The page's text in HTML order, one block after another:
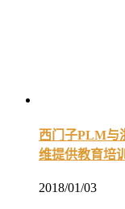
西门子PLM与
维提供教育培
2018/01/03